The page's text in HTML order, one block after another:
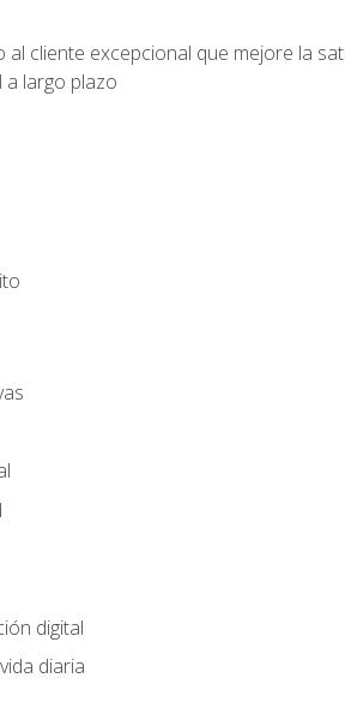
cliente excepcional que mejore la
largo plazo
digital
diaria